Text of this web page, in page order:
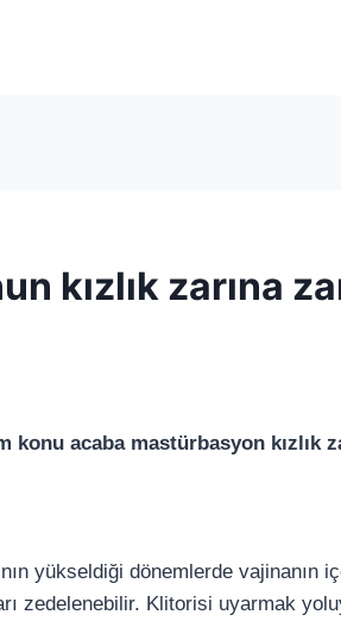
kızlık zarına
konu acaba mastürbasyon kızlık
yükseldi­ği dönemlerde vajinanın
ze­delenebilir. Klitorisi uyarmak